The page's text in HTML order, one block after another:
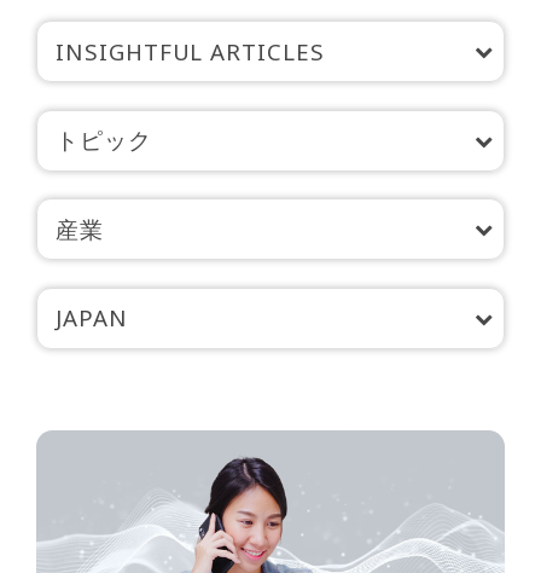
INSIGHTFUL ARTICLES
トピック
産業
JAPAN